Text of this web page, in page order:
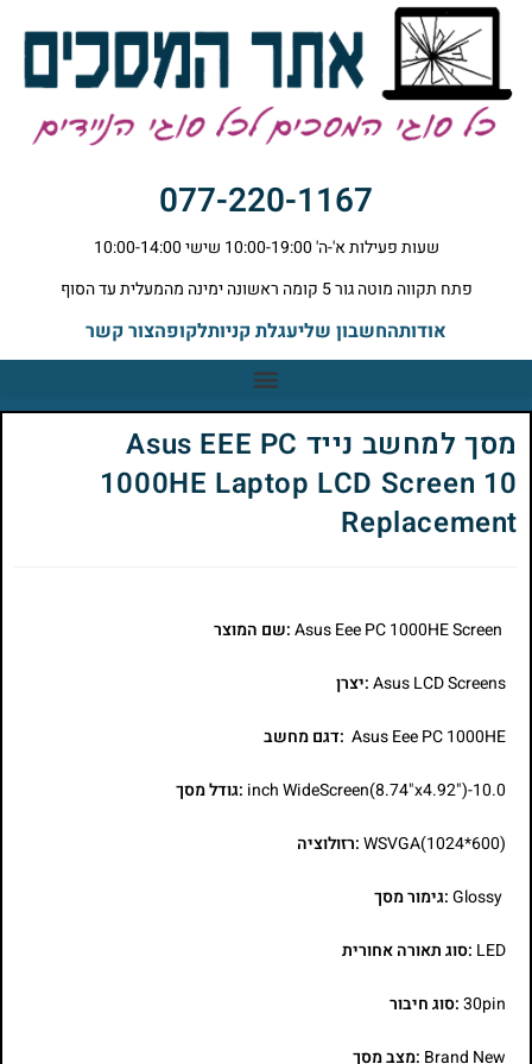
077-220-1167
שעות פעילות א'-ה' 10:00-19:00 שישי 10:00-14:00
פתח תקווה מוטה גור 5 קומה ראשונה ימינה מהמעלית עד הסוף
אודותהחשבון שליעגלת קניותלקופהצור קשר
מסך למחשב נייד Asus EEE PC
1000HE Laptop LCD Screen 10
Replacement
:שם המוצר
Asus LCD Screens:יצרן
Asus Eee PC 1000HE :דגם מחשב
10.0-inch WideScreen(8.74"x4.92") :גודל מסך
WSVGA(1024*600):רזולוציה
Glossy:גימור מסך
LED :סוג תאורה אחורית
30pin:סוג חיבור
Brand New :מצב מסך